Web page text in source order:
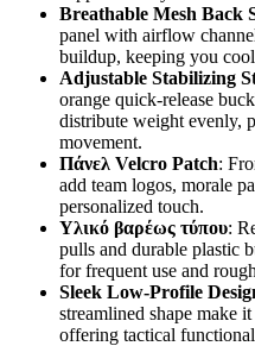
Breathable Mesh Back
panel with airflow
buildup, keeping you
Adjustable Stabilizing
orange quick-release
distribute weight evenly,
movement.
Πάνελ Velcro Patch:
add team logos, morale
personalized touch.
Υλικό βαρέως τύπου:
pulls and durable plastic
for frequent use and
Sleek Low-Profile
streamlined shape make
offering tactical